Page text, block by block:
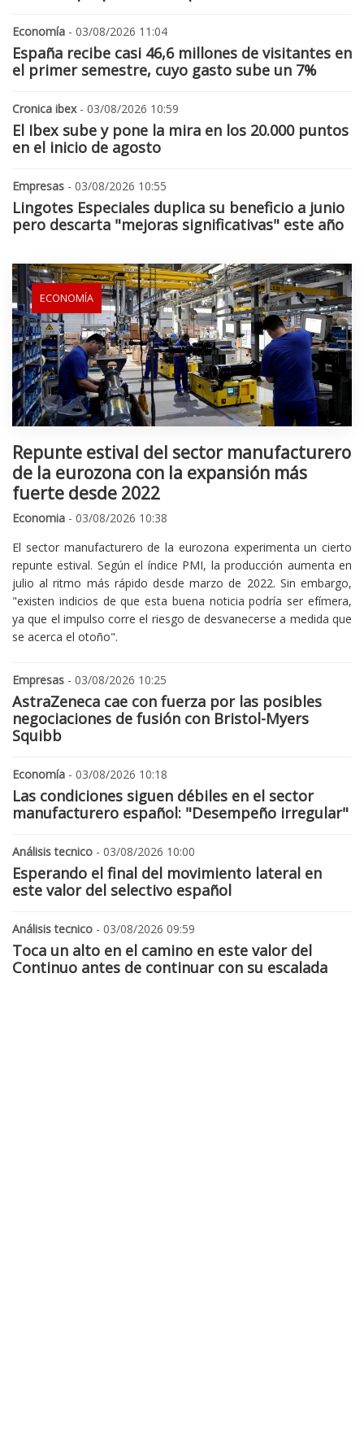
Economía - 03/08/2026 11:04
España recibe casi 46,6 millones de visitantes en
el primer semestre, cuyo gasto sube un 7%
Cronica ibex- 03/08/2026 10:59
El Ibex sube y pone la mira en los 20.000 puntos
en el inicio de agosto
Empresas - 03/08/2026 10:55
Lingotes Especiales duplica su beneficio a junio
pero descarta "mejoras significativas" este año
ECONOMÍA
Repunte estival del sector manufacturero
de la eurozona con la expansión más
fuerte desde 2022
Economia - 03/08/2026 10:38
El sector manufacturero de la eurozona experimenta un cierto
repunte estival. Según el índice PMI, la producción aumenta en
julio al ritmo más rápido desde marzo de 2022. Sin embargo,
"existen indicios de que esta buena noticia podría ser efímera,
ya que el impulso corre el riesgo de desvanecerse a medida que
se acerca el otoño".
Empresas - 03/08/2026 10:25
AstraZeneca cae con fuerza por las posibles
negociaciones de fusión con Bristol-Myers
Squibb
Economía - 03/08/2026 10:18
Las condiciones siguen débiles en el sector
manufacturero español: "Desempeño irregular"
Análisis tecnico - 03/08/2026 10:00
Esperando el final del movimiento lateral en
este valor del selectivo español
Análisis tecnico - 03/08/2026 09:59
Toca un alto en el camino en este valor del
Continuo antes de continuar con su escalada